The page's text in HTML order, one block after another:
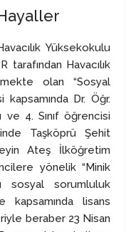
Yüksekokulu
tarafından Havacılık
olan “Sosyal
kapsamında Dr. Öğr.
ve 4. Sınıf öğrencisi
Taşköprü Şehit
Ateş İlköğretim
yönelik “Minik
sosyal sorumluluk
kapsamında lisans
beraber 23 Nisan